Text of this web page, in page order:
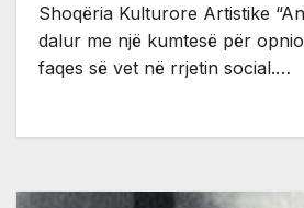
Shoqëria Kulturore Artistike
dalur me një kumtesë për
faqes së vet në rrjetin social.…